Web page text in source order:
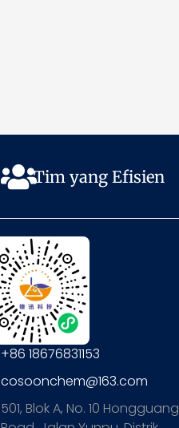
Tim yang Efisien
+86 18676831153
cosoonchem@163.com
501, Blok A, No. 10 Hongguang